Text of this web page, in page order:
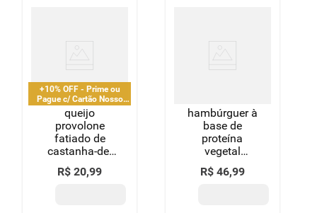
+10% OFF - Prime ou
Pague c/ Cartão Nosso
Pay
queijo
provolone
fatiado de
castanha-de-
caju fatiado
vegetal vida
R$ 20,99
hambúrguer à
base de
proteína
vegetal
defumado
congelado
R$ 46,99